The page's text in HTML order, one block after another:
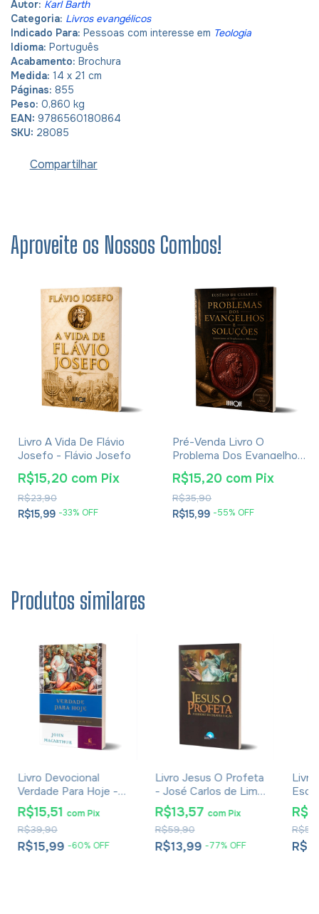
Autor: Karl Barth
Categoria: Livros evangélicos
Indicado Para: Pessoas com interesse em Teologia
Idioma: Português
Acabamento: Brochura
Medida: 14 x 21 cm
Páginas: 855
Peso: 0,860 kg
EAN: 9786560180864
SKU: 28085
Compartilhar
Aproveite os Nossos Combos!
Livro A Vida De Flávio
Josefo - Flávio Josefo
R$15,99 -33% OFF
R$23,90
R$15,20 com Pix
Pré-Venda Livro O
Problema Dos Evangelhos
E Soluções- Eusébio De
Cesareia
R$15,99 -55% OFF
R$35,90
R$15,20 com Pix
Produtos similares
Livro Devocional
Verdade Para Hoje -
John MacArthur
R$15,99 -60% OFF
R$39,90
R$15,51 com Pix
Livro Jesus O Profeta
- José Carlos de Lima
Costa
R$13,99 -77% OFF
R$59,90
R$13,57 com Pix
Livro
Ben